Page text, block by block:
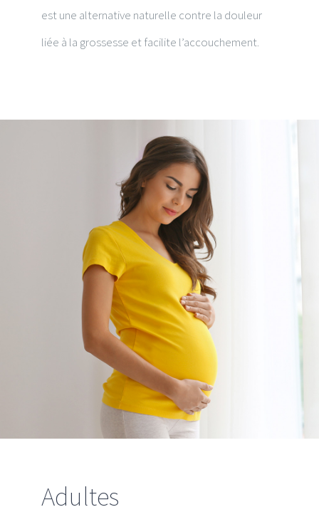
est une alternative naturelle contre la douleur
liée à la grossesse et facilite l’accouchement.
Adultes